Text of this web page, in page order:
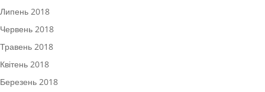
Липень 2018
Червень 2018
Травень 2018
Квітень 2018
Березень 2018